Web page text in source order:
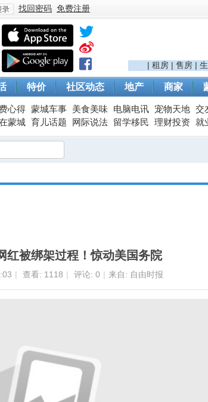
登
找回密码 免费注册
| 租房 | 售房 |
特价 社区动态 地产 商家
心得 蒙城车事 美食美味 电脑电讯 宠物天地 交
蒙城 育儿话题 网际说法 留学移民 理财投资 就
红被绑架过程！惊动美国务院
| 查看: 1118 | 评论: 0 | 来自: 自由时报